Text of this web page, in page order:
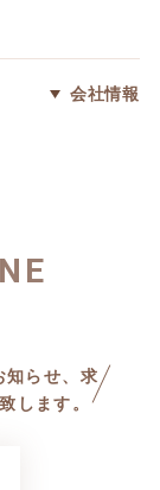
会社情報
知らせ、求
します。